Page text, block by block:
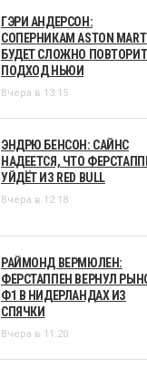
ГЭРИ АНДЕРСОН:
СОПЕРНИКАМ ASTON
БУДЕТ СЛОЖНО
ПОДХОД НЬЮИ
Вчера в 13:15
ЭНДРЮ БЕНСОН: САЙНС
НАДЕЕТСЯ, ЧТО
УЙДЁТ ИЗ RED BULL
Вчера в 12:18
РАЙМОНД ВЕРМЮЛЕН:
ФЕРСТАППЕН ВЕРНУЛ
Ф1 В НИДЕРЛАНДАХ ИЗ
СПЯЧКИ
Вчера в 11:20